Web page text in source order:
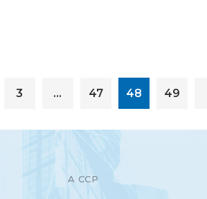
3 … 47 48 49
A CCP